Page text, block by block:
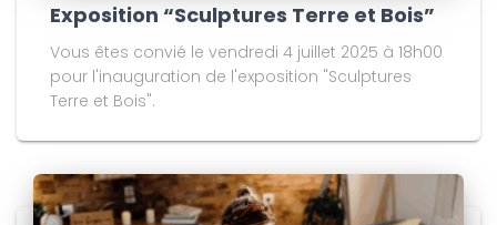
Exposition “Sculptures Terre et Bois”
Vous êtes convié le vendredi 4 juillet 2025 à 18h00
pour l'inauguration de l'exposition "Sculptures
Terre et Bois".